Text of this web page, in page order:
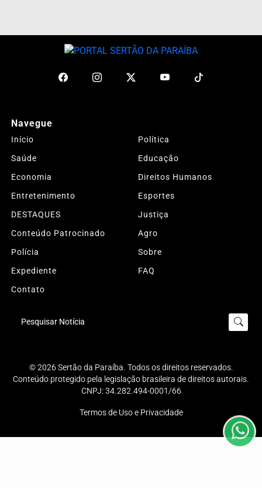
Navegue
Início
Política
Saúde
Educação
Economia
Direitos Humanos
Entretenimento
Esportes
DESTAQUES
Justiça
Conteúdo Patrocinado
Agro
Polícia
Sobre
Expediente
FAQ
Contato
Pesquisar Notícia
© 2026 Sertão da Paraíba. Todos os direitos reservados.
Conteúdo protegido pela legislação brasileira de direitos autorais.
CNPJ: 34.282.494-0001/66
Termos de Uso e Privacidade
Esse site utiliza cookies para melhorar sua experiência
de navegação. Ao continuar o acesso, entendemos que
você concorda com nossos Termos de Uso e